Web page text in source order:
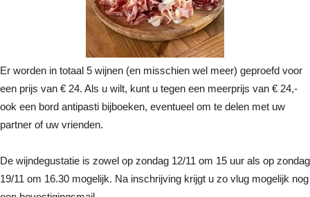
Er worden in totaal 5 wijnen (en misschien wel meer) geproefd voor
een prijs van € 24. Als u wilt, kunt u tegen een meerprijs van € 24,-
ook een bord antipasti bijboeken, eventueel om te delen met uw
partner of uw vrienden.
De wijndegustatie is zowel op zondag 12/11 om 15 uur als op zondag
19/11 om 16.30 mogelijk. Na inschrijving krijgt u zo vlug mogelijk nog